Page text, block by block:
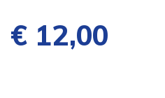
€ 12,00